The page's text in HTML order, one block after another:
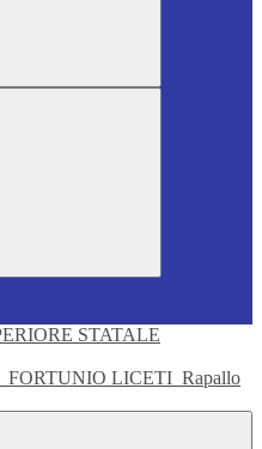
FORTUNIO LICETI Rapallo